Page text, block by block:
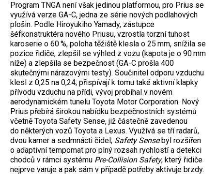
Program TNGA není však jedinou platformou, pro Prius se
využívá verze GA-C, jedna ze série nových podlahových
plošin. Podle Hiroyukiho Yamady, zástupce
šéfkonstruktéra nového Priusu, vzrostla torzní tuhost
karoserie o 60 %, poloha těžiště klesla o 25 mm, snížila se
pozice řidiče, zlepšil se výhled z vozu (kapota je o 90 mm
níže) a zlepšila se bezpečnost (GA-C prošla 400
skutečnými nárazovými testy). Součinitel odporu vzduchu
klesl z 0,25 na 0,24; přispívají k tomu také aktivní klapky
přívodu vzduchu na přídi, vývoj probíhal v novém
aerodynamickém tunelu Toyota Motor Corporation. Nový
Prius přebírá širokou nabídku bezpečnostních systémů
včetně Toyota Safety Sense, již částečně zavedenou
do některých vozů Toyota a Lexus. Využívá se tří radarů,
dvou kamer a sedmnácti čidel; Safety Sensebyl rozšířen
o adaptivní tempomat pro plný rozsah rychlostí a detekci
chodců v rámci systému Pre-Collision Safety, který řidiče
nejprve varuje a pak sám v případě potřeby aktivuje brzdy.